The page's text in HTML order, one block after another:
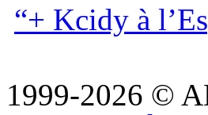
“+ Kcidy à
1999-2026 ©